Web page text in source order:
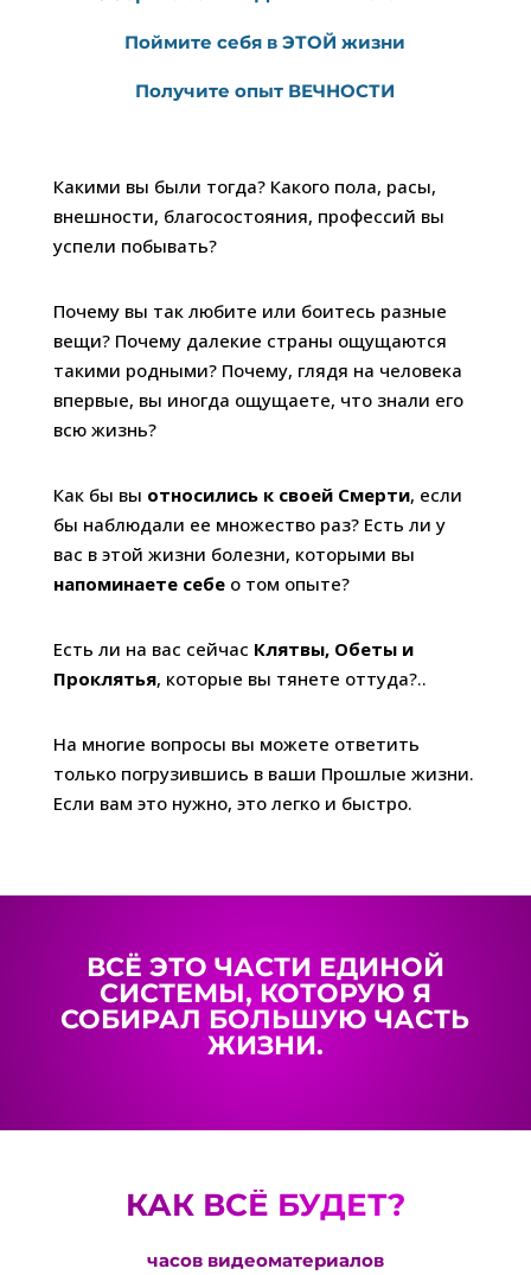
Поймите себя в ЭТОЙ жизни
Получите опыт ВЕЧНОСТИ
Какими вы были тогда? Какого пола, расы,
внешности, благосостояния, профессий вы
успели побывать?
Почему вы так любите или боитесь разные
вещи? Почему далекие страны ощущаются
такими родными? Почему, глядя на человека
впервые, вы иногда ощущаете, что знали его
всю жизнь?
Как бы вы относились к своей Смерти, если
бы наблюдали ее множество раз? Есть ли у
вас в этой жизни болезни, которыми вы
напоминаете себео том опыте?
Есть ли на вас сейчас Клятвы, Обеты и
Проклятья, которые вы тянете оттуда?..
На многие вопросы вы можете ответить
только погрузившись в ваши Прошлые жизни.
Если вам это нужно, это легко и быстро.
ВСЁ ЭТО ЧАСТИ ЕДИНОЙ
СИСТЕМЫ, КОТОРУЮ Я
СОБИРАЛ БОЛЬШУЮ ЧАСТЬ
ЖИЗНИ.
КАК ВСЁ БУДЕТ?
часов видеоматериалов